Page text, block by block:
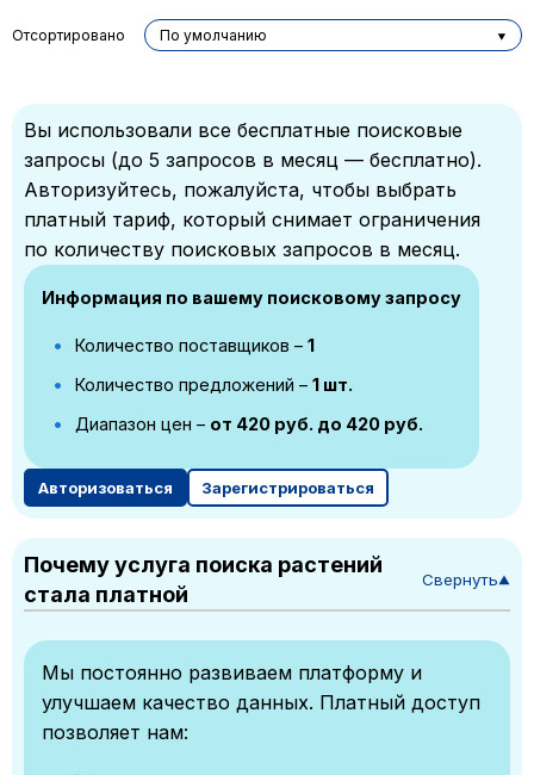
Отсортировано По умолчанию
Вы использовали все бесплатные поисковые
запросы (до 5 запросов в месяц — бесплатно).
Авторизуйтесь, пожалуйста, чтобы выбрать
платный тариф, который снимает ограничения
по количеству поисковых запросов в месяц.
Информация по вашему поисковому запросу
Количество поставщиков – 1
Количество предложений – 1 шт.
Диапазон цен – от 420 руб. до 420 руб.
Авторизоваться Зарегистрироваться
Почему услуга поиска растений
стала платной
Свернуть▼
Мы постоянно развиваем платформу и
улучшаем качество данных. Платный доступ
позволяет нам: